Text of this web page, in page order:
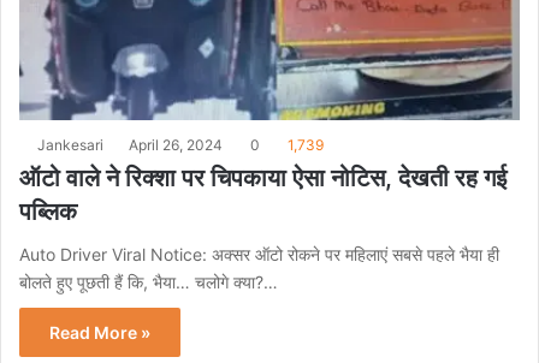
Jankesari April 26, 2024 0 1,739
ऑटो वाले ने रिक्शा पर चिपकाया ऐसा नोटिस, देखती रह गई
पब्लिक
Auto Driver Viral Notice: अक्सर ऑटो रोकने पर महिलाएं सबसे पहले भैया ही
बोलते हुए पूछती हैं कि, भैया… चलोगे क्या?…
Read More »